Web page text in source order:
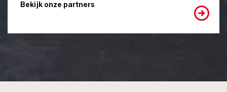
Bekijk onze partners